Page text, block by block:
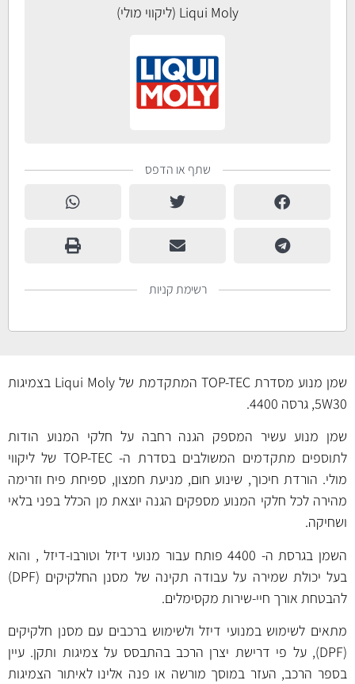
Liqui Moly (ליקווי מולי)
שתף או הדפס
רשימת קניות
שמן מנוע מסדרת TOP-TEC המתקדמת של Liqui Moly בצמיגות
5W30, גרסה 4400.
שמן מנוע עשיר המספק הגנה רחבה על חלקי המנוע הודות
לתוספים מתקדמים המשולבים בסדרת ה- TOP-TEC של ליקווי
מולי. הורדת חיכוך, שינוע חום, מניעת חמצון, ספיחת פיח וזרימה
מהירה לכל חלקי המנוע מספקים הגנה יוצאת מן הכלל בפני בלאי
ושחיקה.
השמן בגרסת ה- 4400 פותח עבור מנועי דיזל וטורבו-דיזל , והוא
בעל יכולת שמירה על עבודה תקינה של מסנן החלקיקים (DPF)
להבטחת אורך חיי-שירות מקסימלים.
מתאים לשימוש במנועי דיזל ולשימוש ברכבים עם מסנן חלקיקים
(DPF), על פי דרישת יצרן הרכב בהתבסס על צמיגות ותקן. עיין
בספר הרכב, העזר במוסך מורשה או פנה אלינו לאיתור הצמיגות